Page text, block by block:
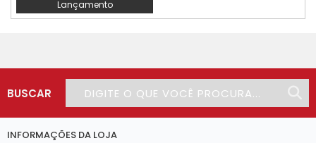
Lançamento
BUSCAR
INFORMAÇÕES DA LOJA